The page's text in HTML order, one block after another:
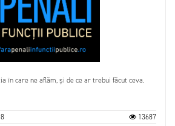
în care ne aflăm, și de ce ar trebui făcut ceva.
13687